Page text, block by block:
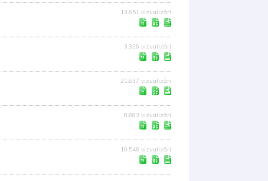
13.651 vizualizări
3.326 vizualizări
21.637 vizualizări
8.683 vizualizări
10.546 vizualizări